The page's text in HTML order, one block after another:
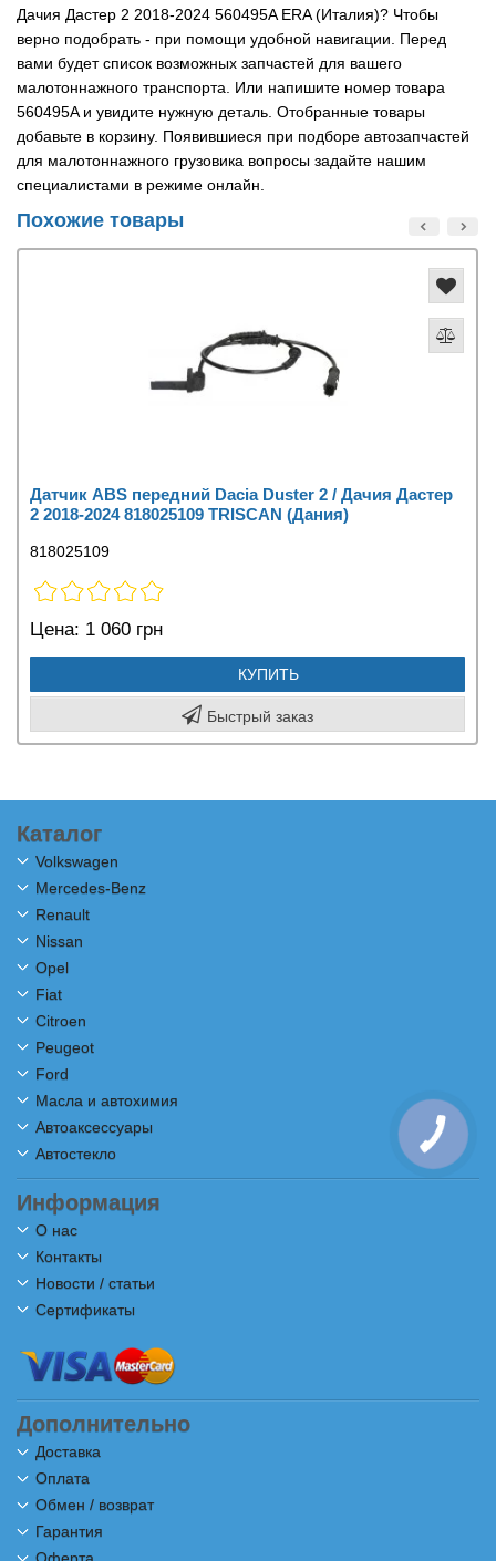
Дачия Дастер 2 2018-2024 560495A ERA (Италия)? Чтобы
верно подобрать - при помощи удобной навигации. Перед
вами будет список возможных запчастей для вашего
малотоннажного транспорта. Или напишите номер товара
560495A и увидите нужную деталь. Отобранные товары
добавьте в корзину. Появившиеся при подборе автозапчастей
для малотоннажного грузовика вопросы задайте нашим
специалистами в режиме онлайн.
Похожие товары
Датчик ABS передний Dacia Duster 2 / Дачия Дастер
2 2018-2024 818025109 TRISCAN (Дания)
818025109
Цена: 1 060 грн
КУПИТЬ
Быстрый заказ
Каталог
Volkswagen
Mercedes-Benz
Renault
Nissan
Opel
Fiat
Citroen
Peugeot
Ford
Масла и автохимия
Автоаксессуары
Автостекло
Информация
О нас
Контакты
Новости / статьи
Сертификаты
Дополнительно
Доставка
Оплата
Обмен / возврат
Гарантия